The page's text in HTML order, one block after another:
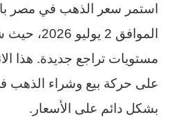
استمر سعر الذهب في مصر
الموافق 2
مستويات تراجع جديدة. هذا
على حركة بيع وشراء الذهب في
بشكل دائم على الأسعار.